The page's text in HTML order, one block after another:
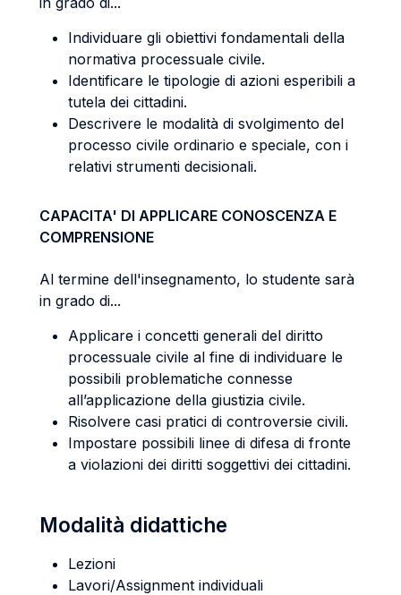
Individuare gli obiettivi fondamentali della
normativa processuale civile.
Identificare le tipologie di azioni esperibili a
tutela dei cittadini.
Descrivere le modalità di svolgimento del
processo civile ordinario e speciale, con i
relativi strumenti decisionali.
CAPACITA' DI APPLICARE CONOSCENZA E
COMPRENSIONE
Al termine dell'insegnamento, lo studente sarà
in grado di...
Applicare i concetti generali del diritto
processuale civile al fine di individuare le
possibili problematiche connesse
all’applicazione della giustizia civile.
Risolvere casi pratici di controversie civili.
Impostare possibili linee di difesa di fronte
a violazioni dei diritti soggettivi dei cittadini.
Modalità didattiche
Lezioni
Lavori/Assignment individuali